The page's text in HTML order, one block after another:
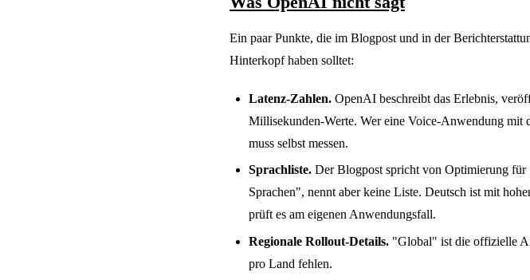
Ein paar Punkte, die im Blogpost und in der
Hinterkopf haben solltet:
Latenz-Zahlen. OpenAI beschreibt das Erlebnis,
Millisekunden-Werte. Wer eine Voice-Anwendung mit
muss selbst messen.
Sprachliste. Der Blogpost spricht von Optimierung für
Sprachen", nennt aber keine Liste. Deutsch ist mit
prüft es am eigenen Anwendungsfall.
Regionale Rollout-Details. "Global" ist die offizielle
pro Land fehlen.